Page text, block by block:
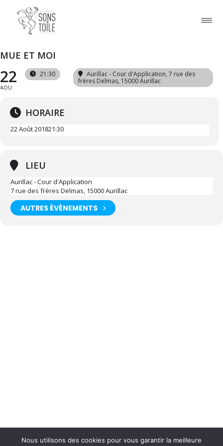
MUE ET MOI
22
AOU
21:30 Aurillac - Cour d'Application, 7 rue des
frères Delmas, 15000 Aurillac
HORAIRE
22 Août 201821:30
LIEU
Aurillac - Cour d'Application
7 rue des frères Delmas, 15000 Aurillac
AUTRES ÉVÈNEMENTS
Nous utilisons des cookies pour vous garantir la meilleure